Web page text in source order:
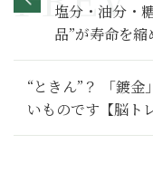
塩分・油分・
品”が寿命を
食品」の選び
“ときん”？ 「鍍
いものです【脳ト